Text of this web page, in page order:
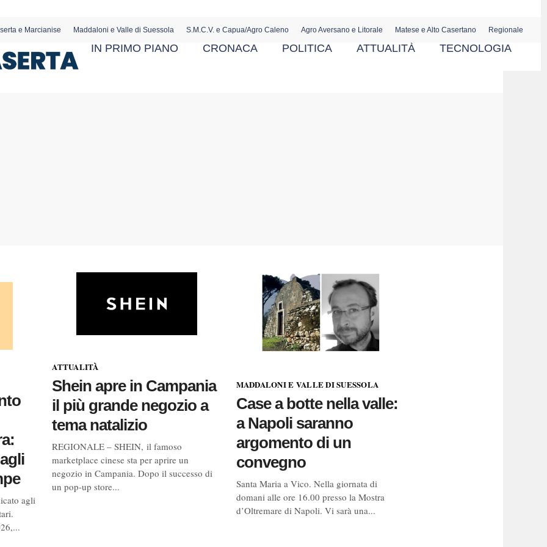
e Marcianise Maddaloni e Valle di Suessola S.M.C.V. e Capua/Agro Caleno Agro Aversano e Litorale Matese e Alto Casertano Regionale
IN PRIMO PIANO CRONACA POLITICA ATTUALITÀ TECNOLOGIA
agli
ATTUALITÀ
Shein apre in Campania
il più grande negozio a
tema natalizio
REGIONALE – SHEIN, il famoso
marketplace cinese sta per aprire un
negozio in Campania. Dopo il successo di
un pop-up store...
MADDALONI E VALLE DI SUESSOLA
Case a botte nella valle:
a Napoli saranno
argomento di un
convegno
Santa Maria a Vico. Nella giornata di
domani alle ore 16.00 presso la Mostra
d’Oltremare di Napoli. Vi sarà una...